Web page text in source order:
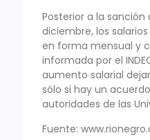
Posterior a la sanción
diciembre, los
en forma mensual y
informada por el
aumento salarial
sólo si hay un
autoridades de las
Fuente: